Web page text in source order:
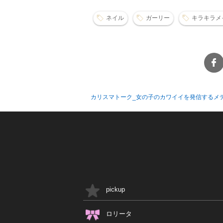
ネイル ガーリー キラキラメ
カリスマトーク_女の子のカワイイを発信するメ
pickup
ロリータ